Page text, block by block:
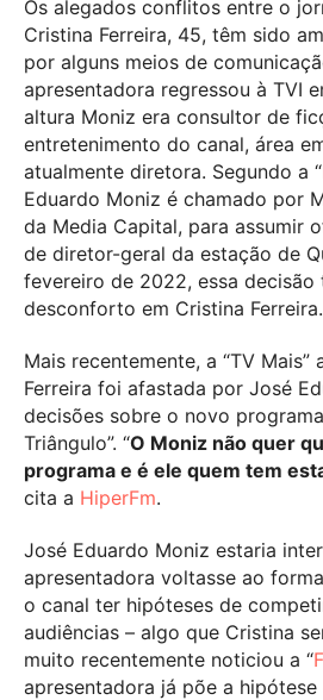
Os alegados conflitos entre o
Cristina Ferreira, 45, têm sido
por alguns meios de
apresentadora regressou à TVI
altura Moniz era consultor de
entretenimento do canal, área
atualmente diretora. Segundo a “
Eduardo Moniz é chamado por
da Media Capital, para assumir
de diretor-geral da estação de
fevereiro de 2022, essa decisão
desconforto em Cristina Ferreira.
Mais recentemente, a “TV Mais”
Ferreira foi afastada por José
decisões sobre o novo
Triângulo”. “O Moniz não quer
programa e é ele quem tem
cita a HiperFm.
José Eduardo Moniz estaria
apresentadora voltasse ao
o canal ter hipóteses de
audiências – algo que Cristina
muito recentemente noticiou a “
apresentadora já põe a hipótese